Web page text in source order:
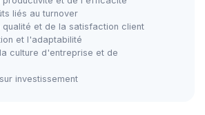
liés au turnover
qualité et de la satisfaction client
et l'adaptabilité
culture d'entreprise et de
investissement